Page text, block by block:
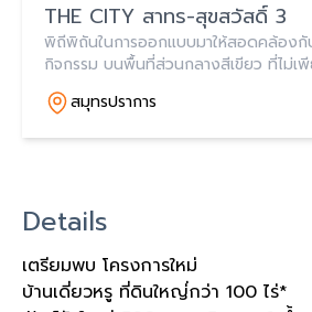
THE CITY สาทร-สุขสวัสดิ์ 3
พิถีพิถันในการออกแบบมาให้สอดคล้องกั
กิจกรรม บนพื้นที่ส่วนกลางสีเขียว ที่ไม่เ
งาน ได้จริงใน ทุกฟังก์ชัน เพื่อสร้างช่วงเ
สมุทรปราการ
Details
เตรียมพบ โครงการใหม่
บ้านเดี่ยวหรู ที่ดินใหญ่่กว่า 100 ไร่*